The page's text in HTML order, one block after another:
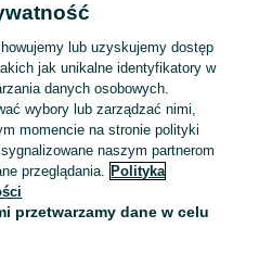
jest już dostępne
lub uzyskujemy dostęp
jak unikalne identyfikatory w
danych osobowych.
wybory lub zarządzać nimi,
momencie na stronie polityki
naszym partnerom
przeglądania. Polityka
przetwarzamy dane w celu